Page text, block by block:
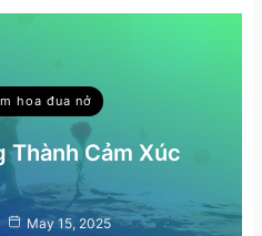
hoa đua nở
Thành Cảm Xúc
May 15, 2025